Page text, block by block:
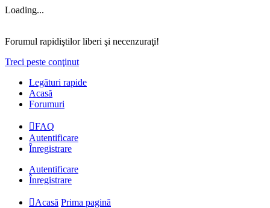
Loading...
Forumul rapidiştilor liberi şi necenzuraţi!
Treci peste conţinut
Legături rapide
Acasă
Forumuri
FAQ
Autentificare
Înregistrare
Autentificare
Înregistrare
Acasă Prima pagină